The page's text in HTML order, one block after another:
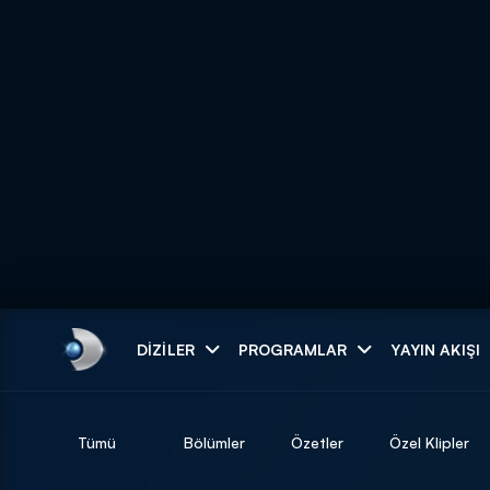
DIZILER PROGRAMLAR YAYIN AKIŞI
Tümü Bölümler Özetler Özel Klipler